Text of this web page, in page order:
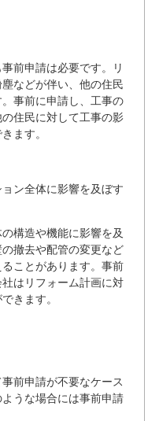
前申請は必要です。リ
などが伴い、他の住民
事前に申請し、工事の
住民に対して工事の影
ます。
ン全体に影響を及ぼす
構造や機能に影響を及
撤去や配管の変更など
ことがあります。事前
はリフォーム計画に対
きます。
前申請が不要なケース
うな場合には事前申請